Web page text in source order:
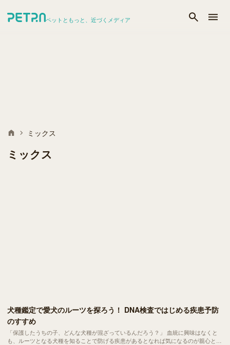
ペットともっと、近づくメディア
ミックス
ミックス
犬種鑑定で愛犬のルーツを探ろう！ DNA検査ではじめる疾患予防
のすすめ
「保護したうちの子、どんな犬種が混ざっているんだろう？」 血統に興味はなくと
も、ルーツとなる犬種を知ることで防げる疾患があるとなれば気になるのが親心とい